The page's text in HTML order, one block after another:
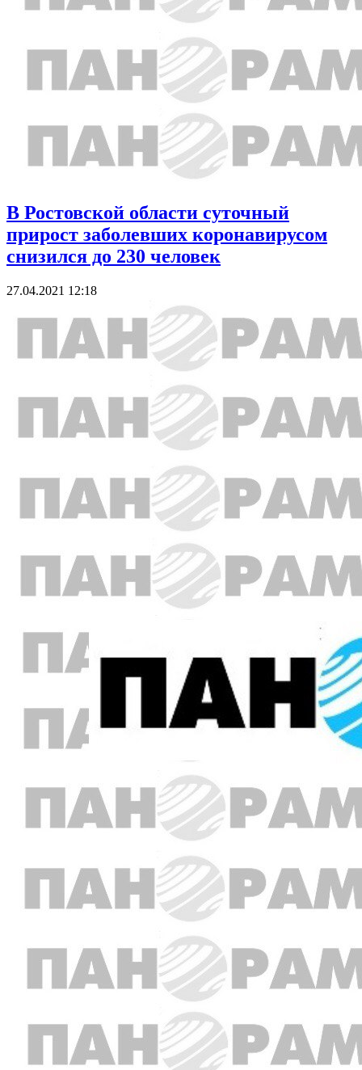
В Ростовской области суточный
прирост заболевших коронавирусом
снизился до 230 человек
27.04.2021 12:18